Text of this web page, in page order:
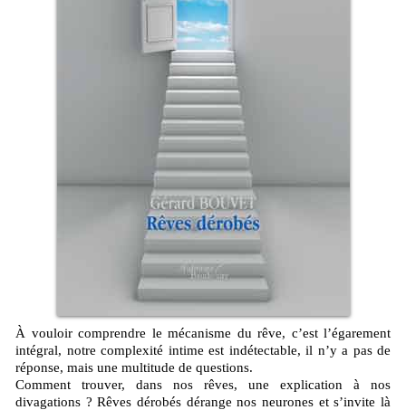
À vouloir comprendre le mécanisme du rêve, c’est l’égarement
intégral, notre complexité intime est indétectable, il n’y a pas de
réponse, mais une multitude de questions.
Comment trouver, dans nos rêves, une explication à nos
divagations ? Rêves dérobés dérange nos neurones et s’invite là